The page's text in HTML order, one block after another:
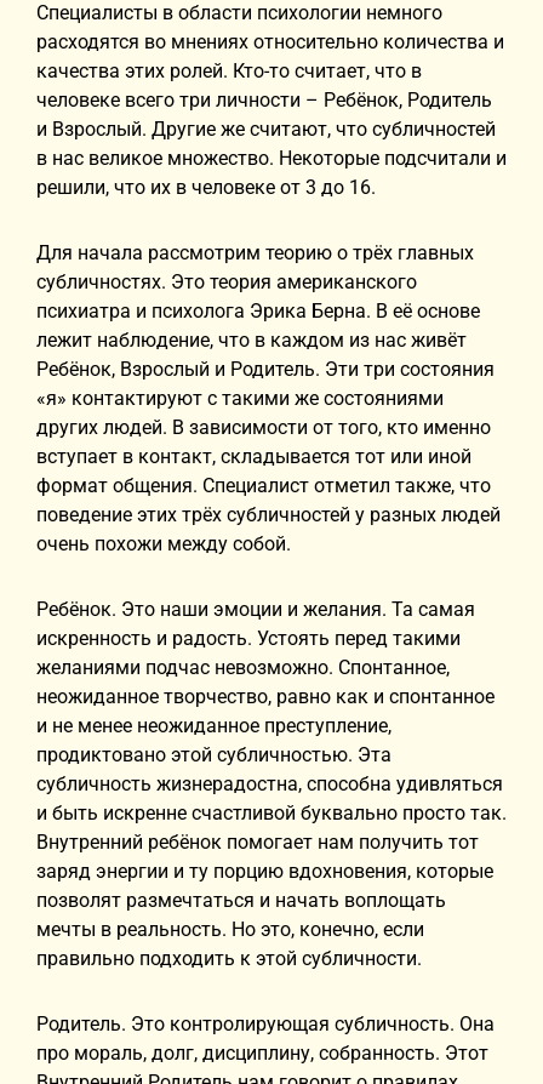
Специалисты в области психологии немного
расходятся во мнениях относительно количества и
качества этих ролей. Кто-то считает, что в
человеке всего три личности – Ребёнок, Родитель
и Взрослый. Другие же считают, что субличностей
в нас великое множество. Некоторые подсчитали и
решили, что их в человеке от 3 до 16.
Для начала рассмотрим теорию о трёх главных
субличностях. Это теория американского
психиатра и психолога Эрика Берна. В её основе
лежит наблюдение, что в каждом из нас живёт
Ребёнок, Взрослый и Родитель. Эти три состояния
«я» контактируют с такими же состояниями
других людей. В зависимости от того, кто именно
вступает в контакт, складывается тот или иной
формат общения. Специалист отметил также, что
поведение этих трёх субличностей у разных людей
очень похожи между собой.
Ребёнок. Это наши эмоции и желания. Та самая
искренность и радость. Устоять перед такими
желаниями подчас невозможно. Спонтанное,
неожиданное творчество, равно как и спонтанное
и не менее неожиданное преступление,
продиктовано этой субличностью. Эта
субличность жизнерадостна, способна удивляться
и быть искренне счастливой буквально просто так.
Внутренний ребёнок помогает нам получить тот
заряд энергии и ту порцию вдохновения, которые
позволят размечтаться и начать воплощать
мечты в реальность. Но это, конечно, если
правильно подходить к этой субличности.
Родитель. Это контролирующая субличность. Она
про мораль, долг, дисциплину, собранность. Этот